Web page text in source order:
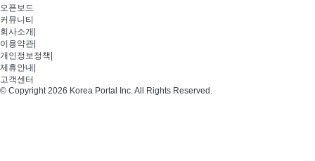
오픈보드
커뮤니티
회사소개
이용약관
개인정보정책
제휴안내
고객센터
© Copyright 2026 Korea Portal Inc. All Rights Reserved.